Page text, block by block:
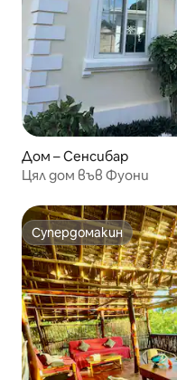
Дом – Сенсибар
Цял дом във Фуони
Супердомакин
Супердомакин